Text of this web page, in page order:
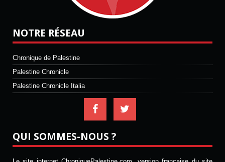
NOTRE RÉSEAU
Chronique de Palestine
Palestine Chronicle
Palestine Chronicle Italia
QUI SOMMES-NOUS ?